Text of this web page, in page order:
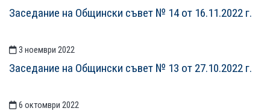
Заседание на Общински съвет № 14 от 16.11.2022 г.
3 ноември 2022
Заседание на Общински съвет № 13 от 27.10.2022 г.
6 октомври 2022